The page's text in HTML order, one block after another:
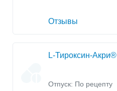
Отзывы
L-Тироксин-Акри®
Отпуск: По рецепту